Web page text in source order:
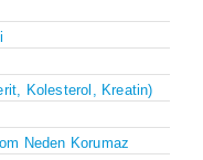
Kolesterol, Kreatin)
Neden Korumaz